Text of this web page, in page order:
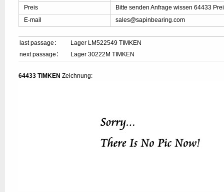
Preis
Bitte senden Anfrage wissen 64433
E-mail
sales@sapinbearing.com
last passage：
Lager LM522549 TIMKEN
next passage：
Lager 30222M TIMKEN
64433 TIMKEN Zeichnung: